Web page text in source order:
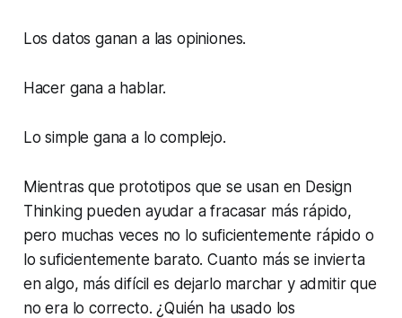
Los datos ganan a las opiniones.
Hacer gana a hablar.
Lo simple gana a lo complejo.
Mientras que prototipos que se usan en Design
Thinking pueden ayudar a fracasar más rápido,
pero muchas veces no lo suficientemente rápido o
lo suficientemente barato. Cuanto más se invierta
en algo, más difícil es dejarlo marchar y admitir que
no era lo correcto. ¿Quién ha usado los